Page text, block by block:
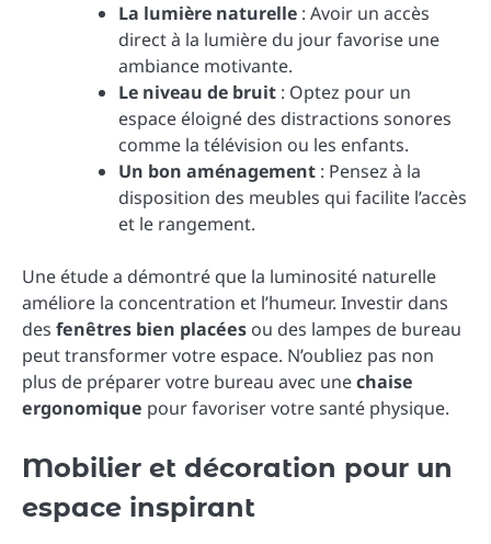
La lumière naturelle : Avoir un accès
direct à la lumière du jour favorise une
ambiance motivante.
Le niveau de bruit : Optez pour un
espace éloigné des distractions sonores
comme la télévision ou les enfants.
Un bon aménagement : Pensez à la
disposition des meubles qui facilite l’accès
et le rangement.
Une étude a démontré que la luminosité naturelle
améliore la concentration et l’humeur. Investir dans
des fenêtres bien placées ou des lampes de bureau
peut transformer votre espace. N’oubliez pas non
plus de préparer votre bureau avec unechaise
ergonomique pour favoriser votre santé physique.
Mobilier et décoration pour un
espace inspirant